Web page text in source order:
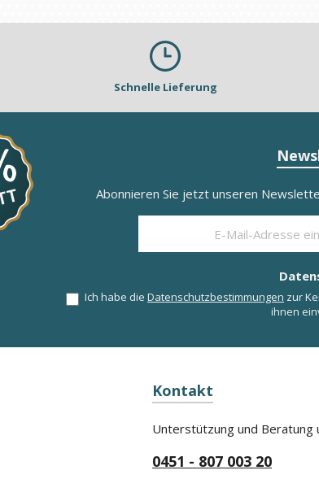
Schnelle Lieferung
Abonnieren Sie jetzt unseren
Ich habe die Datenschutzbestimmungen zur
ihnen
Kontakt
Unterstützung und Beratung
0451 - 807 003 20